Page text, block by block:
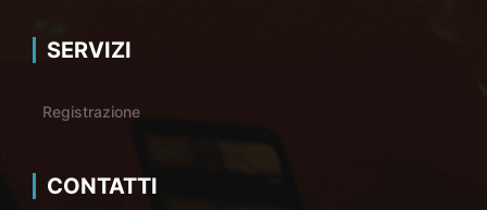
SERVIZI
Registrazione
CONTATTI